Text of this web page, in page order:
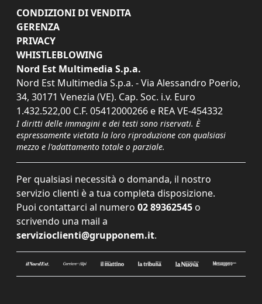
CONDIZIONI DI VENDITA
GERENZA
PRIVACY
WHISTLEBLOWING
Nord Est Multimedia S.p.a.
Nord Est Multimedia S.p.a. - Via Alessandro Poerio,
34, 30171 Venezia (VE). Cap. Soc. i.v. Euro
1.432.522,00 C.F. 05412000266 e REA VE-454332
I diritti delle immagini e dei testi sono riservati. È
espressamente vietata la loro riproduzione con qualsiasi
mezzo e l'adattamento totale o parziale.
Per qualsiasi necessità o domanda, il nostro
servizio clienti è a tua completa disposizione.
Puoi contattarci al numero 02 89362545 o
scrivendo una mail a
servizioclienti@grupponem.it.